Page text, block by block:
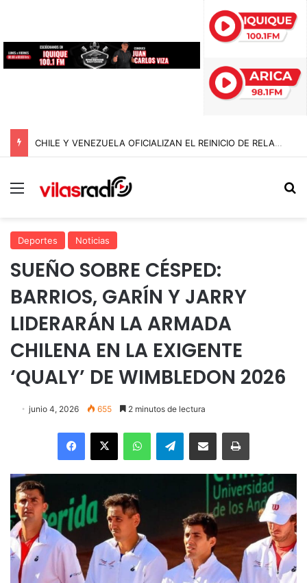
CHILE Y VENEZUELA OFICIALIZAN EL REINICIO DE RELACIONES CONSULARES Y AVANZAN HACIA LA NORMALIZACIÓN DE VÍNCULOS BILATERALES
Menú
Deportes Noticias
SUEÑO SOBRE CÉSPED:
BARRIOS, GARÍN Y JARRY
LIDERARÁN LA ARMADA
CHILENA EN LA EXIGENTE
‘QUALY’ DE WIMBLEDON 2026
junio 4, 2026 655 2 minutos de lectura
Facebook
X WhatsAppTelegramEnviar vía email Imprimir